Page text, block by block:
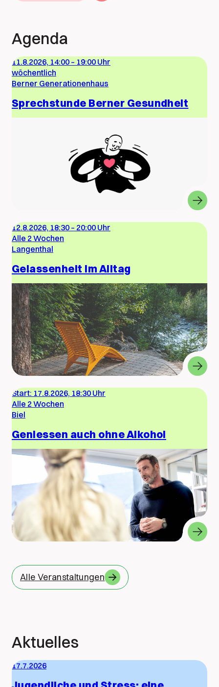
Agenda
11.8.2026, 14:00 – 19:00 Uhr
wöchentlich
Berner Generationenhaus
Sprechstunde Berner Gesundheit
12.8.2026, 18:30 – 20:00 Uhr
Alle 2 Wochen
Langenthal
Gelassenheit im Alltag
Start: 17.8.2026, 18:30 Uhr
Alle 2 Wochen
Biel
Geniessen auch ohne Alkohol
Alle Veranstaltungen
Aktuelles
17.7.2026